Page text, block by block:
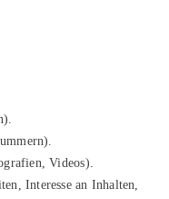
Videos).
Interesse an Inhalten,